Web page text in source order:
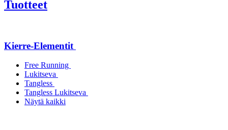
Tuotteet
Kierre-Elementit
Free Running
Lukitseva
Tangless
Tangless Lukitseva
Näytä kaikki